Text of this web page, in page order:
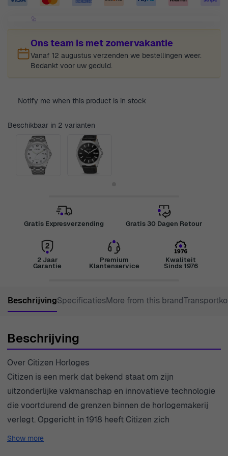
Ons team is met zomervakantie
Vanaf 12 augustus verzenden we bestellingen weer.
Bedankt voor uw geduld.
Notify me when this product is in stock
Beschikbaar in 2 varianten
Gratis Expresverzending Gratis 30 Dagen Retour
2 Jaar
Garantie
Premium
Klantenservice
Kwaliteit
Sinds 1976
BeschrijvingSpecificatiesMore from this brand
Beschrijving
Over Citizen Horloges
Citizen is een merk dat bekend staat om zijn
uitzonderlijke vakmanschap en innovatieve technologie
die voortdurend de grenzen binnen de horlogemakerij
verlegt. Opgericht in 1918 heeft Citizen zich
gepositioneerd als een leider in het produceren van
Show more